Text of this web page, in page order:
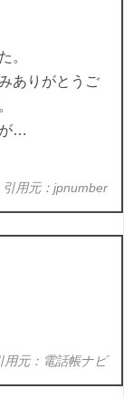
。
ありがとうご
…
引用元：jpnumber
用元：電話帳ナビ